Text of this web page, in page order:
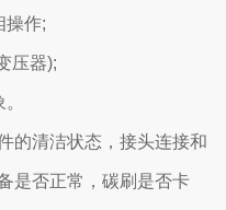
操作;
压器);
的清洁状态，接头连接和
是否正常，碳刷是否卡